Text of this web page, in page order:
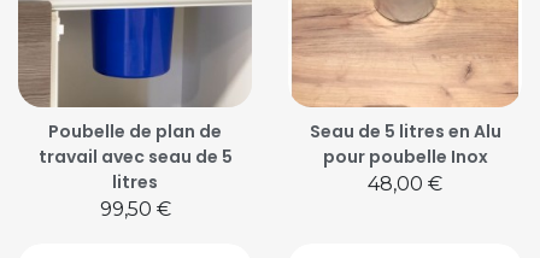
Poubelle de plan de
travail avec seau de 5
litres
Prix
99,50 €
Seau de 5 litres en Alu
pour poubelle Inox
Prix
48,00 €